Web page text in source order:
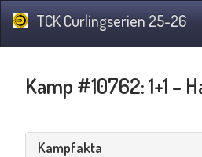
TCK Curlingserien 25-26
Kamp #10762: 1+1 –
Kampfakta